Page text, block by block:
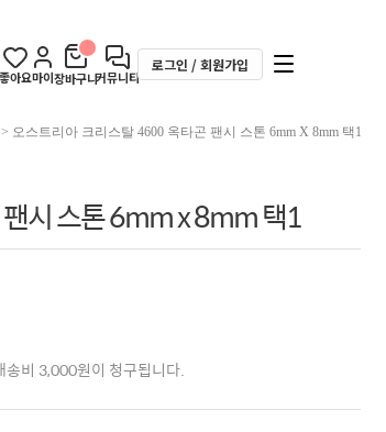
좋아요마이장바구니커뮤니티
로그인 / 회원가입
오스트리아 크리스탈 4600 옥타곤 팬시 스톤 6mm X 8mm 택1
시 스톤 6mm x 8mm 택1
비 3,000원이 청구됩니다.